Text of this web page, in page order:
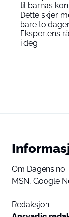
til barnas
Dette skjer
bare to dager
Ekspertens
i deg
Om Dagens.no
MSN, Google
Redaksjon: